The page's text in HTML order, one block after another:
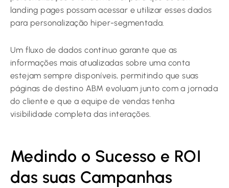
landing pages possam acessar e utilizar esses dados
para personalização hiper-segmentada.
Um fluxo de dados contínuo garante que as
informações mais atualizadas sobre uma conta
estejam sempre disponíveis, permitindo que suas
páginas de destino ABM evoluam junto com a jornada
do cliente e que a equipe de vendas tenha
visibilidade completa das interações.
Medindo o Sucesso e ROI
das suas Campanhas